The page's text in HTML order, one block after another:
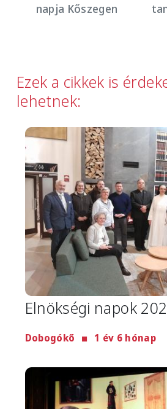
napja Kőszegen
Ezek a cikkek is
lehetnek:
Image
Elnökségi napok
Dobogókő 1 év 6 hónap
Image